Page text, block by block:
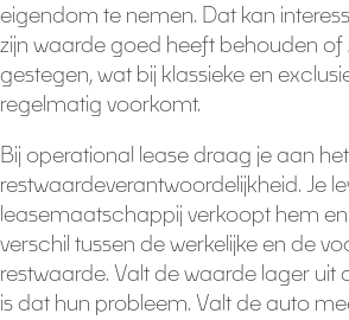
eigendom te nemen. Dat kan
zijn waarde goed heeft behouden of
gestegen, wat bij klassieke en
regelmatig voorkomt.
Bij operational lease draag je aan
restwaardeverantwoordelijkheid. Je
leasemaatschappij verkoopt hem
verschil tussen de werkelijke en de
restwaarde. Valt de waarde lager uit
is dat hun probleem. Valt de auto